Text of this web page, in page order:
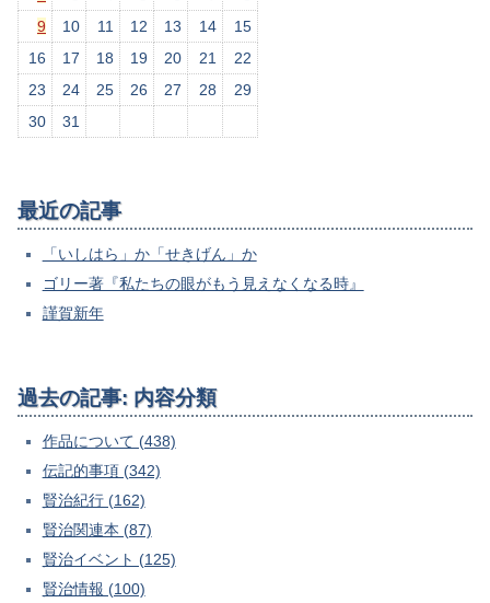
9
10 11 12 13 14
15
16
17 18 19 20 21
22
23
24 25 26 27 28
29
30
31
最近の記事
「いしはら」か「せきげん」か
ゴリー著『私たちの眼がもう見えなくなる時』
謹賀新年
過去の記事: 内容分類
作品について (438)
伝記的事項 (342)
賢治紀行 (162)
賢治関連本 (87)
賢治イベント (125)
賢治情報 (100)